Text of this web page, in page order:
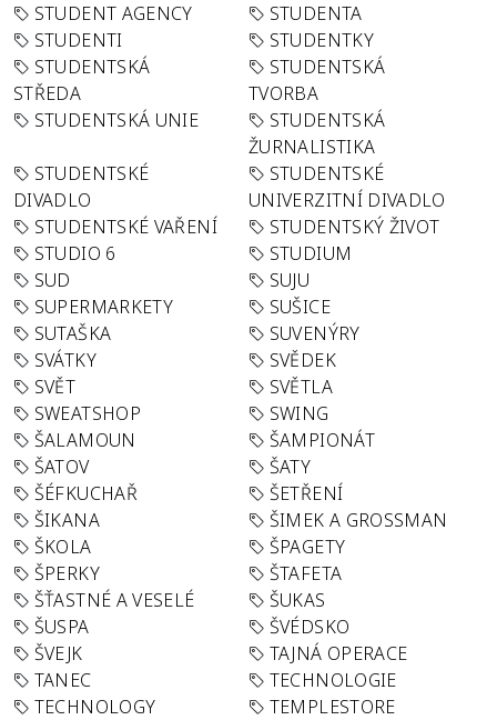
STUDENT AGENCY
STUDENTA
STUDENTI
STUDENTKY
STUDENTSKÁ
STŘEDA
STUDENTSKÁ
TVORBA
STUDENTSKÁ UNIE
STUDENTSKÁ
ŽURNALISTIKA
STUDENTSKÉ
DIVADLO
STUDENTSKÉ
UNIVERZITNÍ DIVADLO
STUDENTSKÉ VAŘENÍ
STUDENTSKÝ ŽIVOT
STUDIO 6
STUDIUM
SUD
SUJU
SUPERMARKETY
SUŠICE
SUTAŠKA
SUVENÝRY
SVÁTKY
SVĚDEK
SVĚT
SVĚTLA
SWEATSHOP
SWING
ŠALAMOUN
ŠAMPIONÁT
ŠATOV
ŠATY
ŠÉFKUCHAŘ
ŠETŘENÍ
ŠIKANA
ŠIMEK A GROSSMAN
ŠKOLA
ŠPAGETY
ŠPERKY
ŠTAFETA
ŠŤASTNÉ A VESELÉ
ŠUKAS
ŠUSPA
ŠVÉDSKO
ŠVEJK
TAJNÁ OPERACE
TANEC
TECHNOLOGIE
TECHNOLOGY
TEMPLESTORE